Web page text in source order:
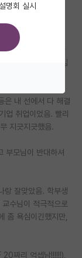
만 부모님 두분 다
안돼있고 고정수입
은 내 선에서 다 해결
업 취업이었음. 빨리
지긋지긋했음.
부모님이 반대하셔
랑 잘맞았음. 학부생
수님이 적극적으로
좀 욕심이긴했지만,
짜리 억셉남!!!!!!),
명회 실시